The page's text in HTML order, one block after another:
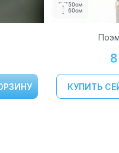
50см
60см
КУПИТЬ